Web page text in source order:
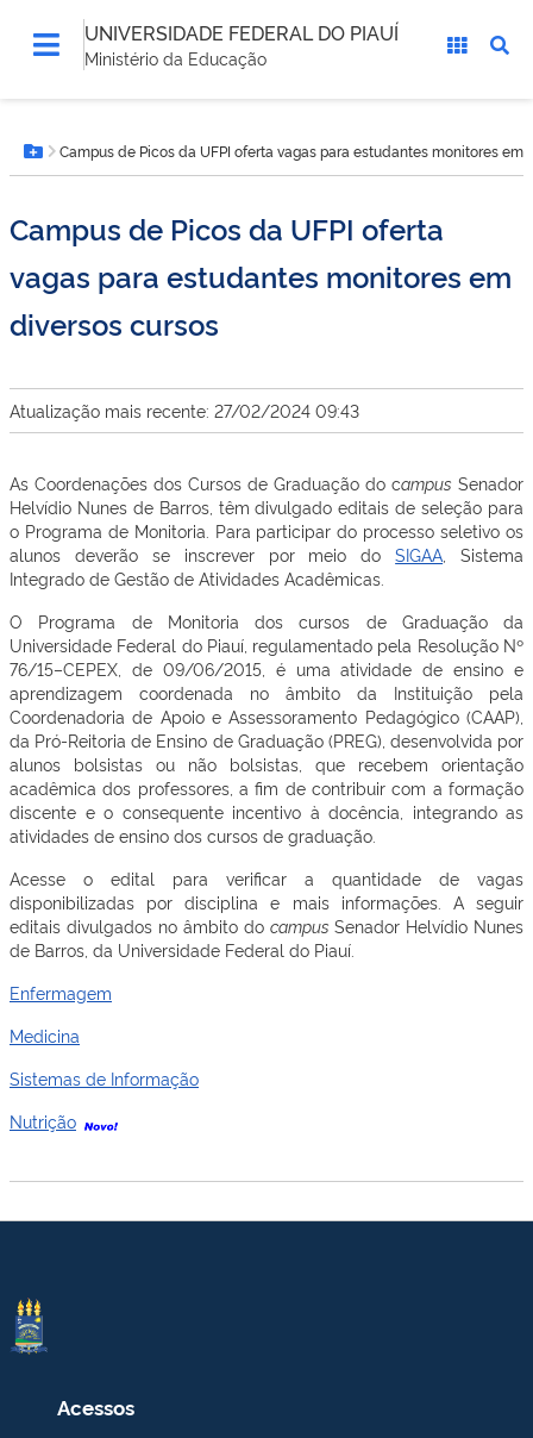
UNIVERSIDADE FEDERAL DO PIAUÍ
Ministério da Educação
está
aqui:Botão Menu
Campus de Picos da UFPI oferta vagas para estudantes monitores em
Campus de Picos da UFPI oferta
vagas para estudantes monitores em
diversos cursos
Atualização mais recente: 27/02/2024 09:43
As Coordenações dos Cursos de Graduação do campus Senador
Helvídio Nunes de Barros, têm divulgado editais de seleção para
o Programa de Monitoria. Para participar do processo seletivo os
alunos deverão se inscrever por meio doSIGAA , Sistema
Integrado de Gestão de Atividades Acadêmicas.
O Programa de Monitoria dos cursos de Graduação da
Universidade Federal do Piauí, regulamentado pela Resolução Nº
76/15–CEPEX, de 09/06/2015, é uma atividade de ensino e
aprendizagem coordenada no âmbito da Instituição pela
Coordenadoria de Apoio e Assessoramento Pedagógico (CAAP),
da Pró-Reitoria de Ensino de Graduação (PREG), desenvolvida por
alunos bolsistas ou não bolsistas, que recebem orientação
acadêmica dos professores, a fim de contribuir com a formação
discente e o consequente incentivo à docência, integrando as
atividades de ensino dos cursos de graduação.
Acesse o edital para verificar a quantidade de vagas
disponibilizadas por disciplina e mais informações. A seguir
editais divulgados no âmbito do campus Senador Helvídio Nunes
de Barros, da Universidade Federal do Piauí.
Enfermagem
Medicina
Sistemas de Informação
Nutrição
Acessos